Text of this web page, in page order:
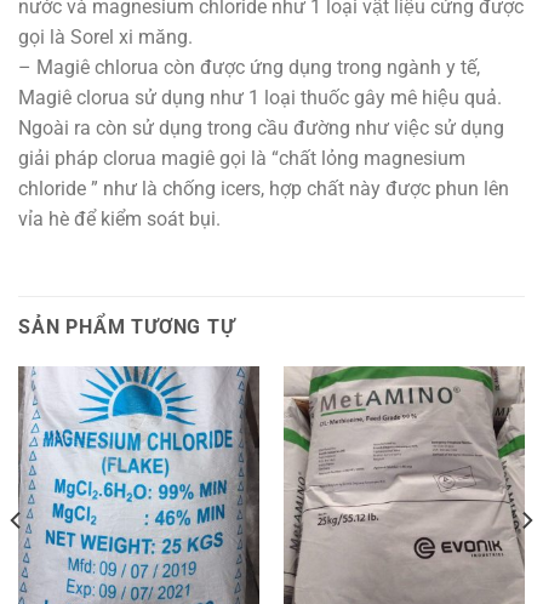
nước và magnesium chloride như 1 loại vật liệu cứng được
gọi là Sorel xi măng.
– Magiê chlorua còn được ứng dụng trong ngành y tế,
Magiê clorua sử dụng như 1 loại thuốc gây mê hiệu quả.
Ngoài ra còn sử dụng trong cầu đường như việc sử dụng
giải pháp clorua magiê gọi là “chất lỏng magnesium
chloride ” như là chống icers, hợp chất này được phun lên
vỉa hè để kiểm soát bụi.
SẢN PHẨM TƯƠNG TỰ